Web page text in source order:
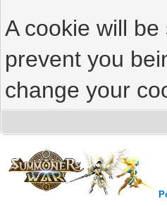
A cookie will
prevent you
change your